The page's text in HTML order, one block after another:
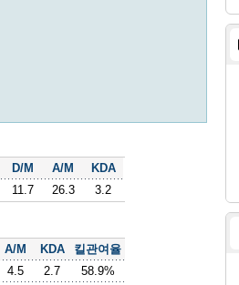
D/M A/M
KDA
11.7 26.3 3.2
A/M KDA
킬관여율
4.5 2.7
58.9%